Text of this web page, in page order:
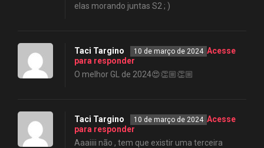
elas morando juntas S2 ; )
Taci Targino 10 de março de 2024 Acesse
para responder
O melhor GL de 2024😍👏🏼👏🏼
Taci Targino 10 de março de 2024 Acesse
para responder
Aaaiiii não , tem que existir uma terceira